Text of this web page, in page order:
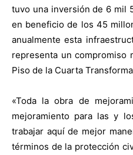
tuvo una inversión de 6 mil
en beneficio de los 45
anualmente esta
representa un compromiso
Piso de la Cuarta
«Toda la obra de
mejoramiento para las y
trabajar aquí de mejor
términos de la protección